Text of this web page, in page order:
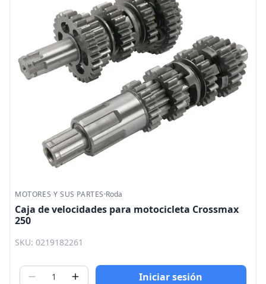
MOTORES Y SUS PARTES·Roda
Caja de velocidades para motocicleta Crossmax
250
SKU: 0219182261
Iniciar sesión